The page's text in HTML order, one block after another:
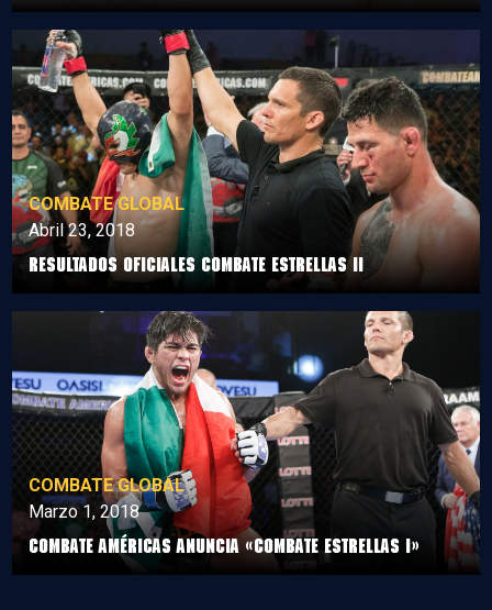
COMBATE GLOBAL
Abril 23, 2018
RESULTADOS OFICIALES COMBATE ESTRELLAS II
COMBATE GLOBAL
Marzo 1, 2018
Combate Américas anuncia «Combate Estrellas I»